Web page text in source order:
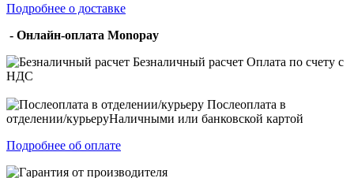
Подробнее о доставке
- Онлайн-оплата Monopay
Безналичный расчет Оплата по счету с
НДС
Послеоплата в
отделении/курьеруНаличными или банковской картой
Подробнее об оплате